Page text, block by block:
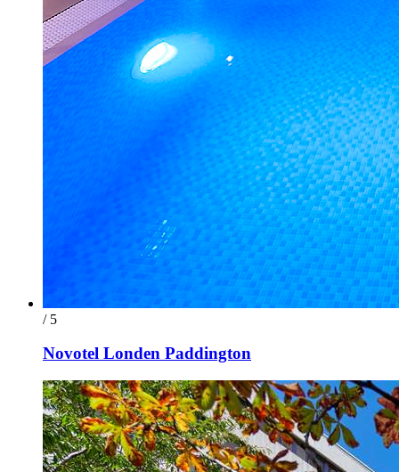
/ 5
Novotel Londen Paddington